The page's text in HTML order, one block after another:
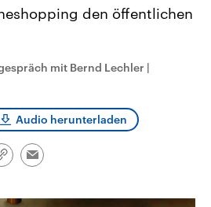
Berichte
Parteien
den öffentlichen
mit Bernd Lechler |
Audio herunterladen
Link
Email